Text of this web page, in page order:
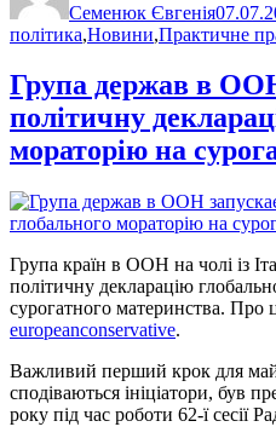
Семенюк Євгенія
політика,Новини,Практичне
Група держав в
політичну
мораторію на
Група країн в ООН на чолі із
політичну декларацію
сурогатного материнства. Про
europeanconservative.
Важливий перший крок для
сподіваються ініціатори, був
року під час роботи 62-ї